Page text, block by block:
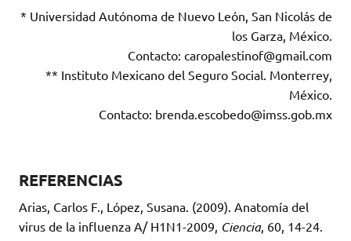
* Universidad Autónoma de Nuevo León, San Nicolás de
los Garza, México.
Contacto: caropalestinof@gmail.com
** Instituto Mexicano del Seguro Social. Monterrey,
México.
Contacto: brenda.escobedo@imss.gob.mx
REFERENCIAS
Arias, Carlos F., López, Susana. (2009). Anatomía del
virus de la influenza A/ H1N1-2009, Ciencia, 60, 14-24.